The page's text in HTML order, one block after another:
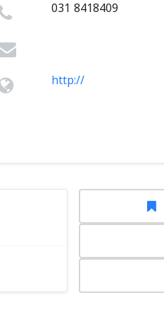
031 8418409
http://